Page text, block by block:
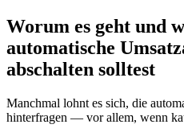
Worum es geht und
automatische
abschalten solltest
Manchmal lohnt es sich, die
hinterfragen — vor allem, wenn